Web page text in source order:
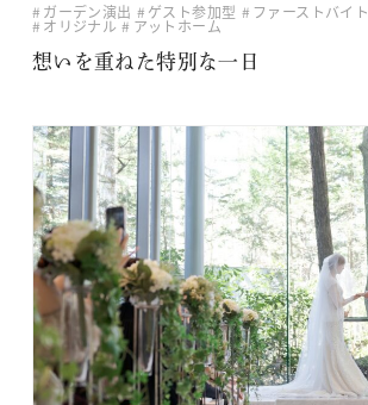
ガーデン演出
ゲスト参加型 ファーストバイト
オリジナル
アットホーム
想いを重ねた特別な一日